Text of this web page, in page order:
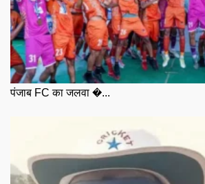
पंजाब FC का जलवा �...